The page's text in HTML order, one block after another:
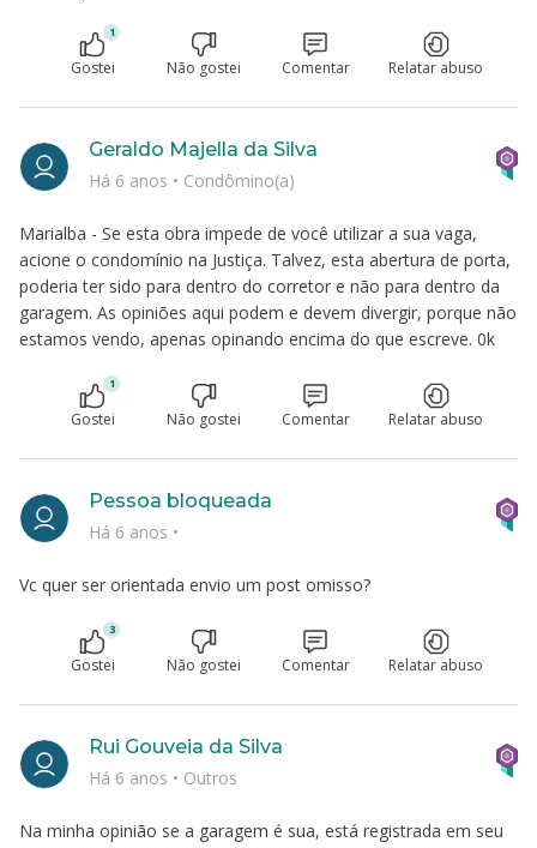
1
Gostei Não gostei Comentar Relatar abuso
Marialba - Se esta obra impede de você utilizar a sua vaga,
acione o condomínio na Justiça. Talvez, esta abertura de porta,
poderia ter sido para dentro do corretor e não para dentro da
garagem. As opiniões aqui podem e devem divergir, porque não
estamos vendo, apenas opinando encima do que escreve. 0k
Geraldo Majella da Silva
Há 6 anos • Condômino(a)
1
Gostei Não gostei Comentar Relatar abuso
Vc quer ser orientada envio um post omisso?
Pessoa bloqueada
Há 6 anos •
3
Gostei Não gostei Comentar Relatar abuso
Na minha opinião se a garagem é sua, está registrada em seu
Rui Gouveia da Silva
Há 6 anos • Outros